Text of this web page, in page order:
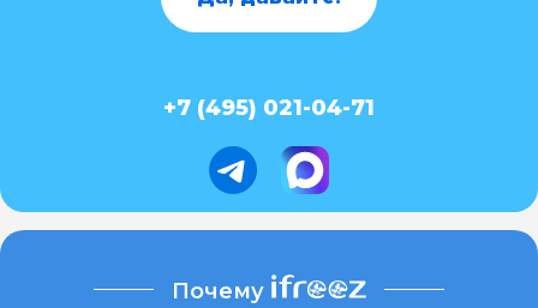
+7 (495) 021-04-71
Почему